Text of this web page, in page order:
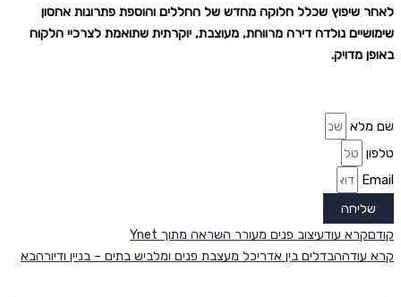
לאחר שיפוץ שכלל חלוקה מחדש של החללים והוספת פתרונות אחסון
שימושיים נולדה דירה מרווחת, מעוצבת, יוקרתית שתואמת לצרכיי הלקוח
באופן מדויק.
שם מלא
טלפון
Email
שליחה
קודםקרא עודעיצוב פנים מעורר השראה מתוך Ynet
קרא עודההבדלים בין אדריכל מעצבת פנים ומלביש בתים – בניין ודיורהבא